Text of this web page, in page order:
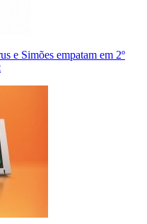
e Simões empatam em 2º